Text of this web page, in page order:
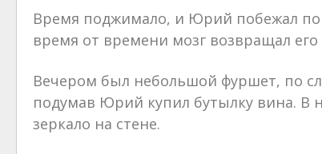
Время поджимало, и Юрий побежал по
время от времени мозг возвращал
Вечером был небольшой фуршет, по
подумав Юрий купил бутылку вина. В
зеркало на стене.